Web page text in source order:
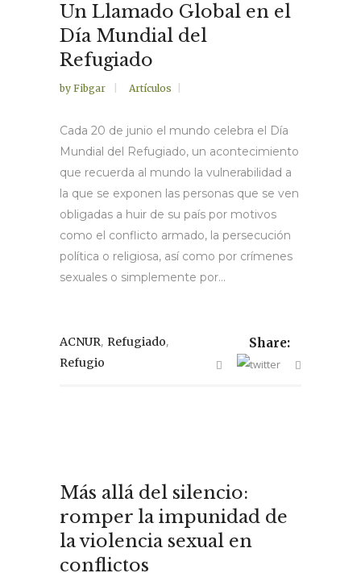
Un Llamado Global en el
Día Mundial del
Refugiado
by Fibgar Artículos
Cada 20 de junio el mundo celebra el Día
Mundial del Refugiado, un acontecimiento
que recuerda al mundo la vulnerabilidad a
la que se exponen las personas que se ven
obligadas a huir de su país por motivos
como el conflicto armado, la persecución
política o religiosa, así como por crímenes
sexuales o simplemente por...
ACNUR, Refugiado,
Refugio
Share:
Más allá del silencio:
romper la impunidad de
la violencia sexual en
conflictos